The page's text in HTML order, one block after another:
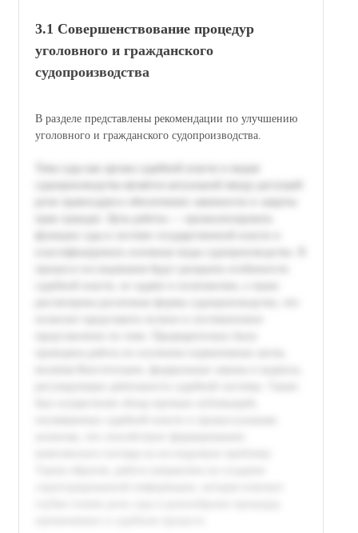
3.1 Совершенствование процедур
уголовного и гражданского
судопроизводства
В разделе представлены рекомендации по улучшению
уголовного и гражданского судопроизводства.